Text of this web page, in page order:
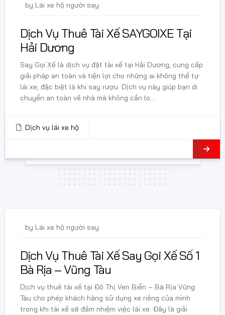
by Lái xe hộ người say
Dịch Vụ Thuê Tài Xế SAYGOIXE Tại
Hải Dương
Say Gọi Xế là dịch vụ đặt tài xế tại Hải Dương, cung cấp
giải pháp an toàn và tiện lợi cho những ai không thể tự
lái xe, đặc biệt là khi say rượu. Dịch vụ này giúp bạn di
chuyển an toàn về nhà mà không cần lo...
Dịch vụ lái xe hộ
by Lái xe hộ người say
Dịch Vụ Thuê Tài Xế Say Gọi Xế Số 1
Bà Rịa – Vũng Tàu
Dịch vụ thuê tài xế tại Đô Thị Ven Biển – Bà Rịa Vũng
Tàu cho phép khách hàng sử dụng xe riêng của mình
trong khi tài xế sẽ đảm nhiệm việc lái xe. Đây là giải